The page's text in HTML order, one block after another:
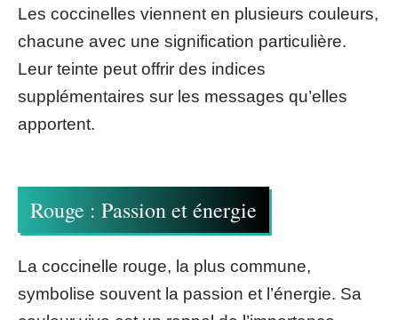
Les coccinelles viennent en plusieurs couleurs,
chacune avec une signification particulière.
Leur teinte peut offrir des indices
supplémentaires sur les messages qu’elles
apportent.
Rouge : Passion et énergie
La coccinelle rouge, la plus commune,
symbolise souvent la passion et l’énergie. Sa